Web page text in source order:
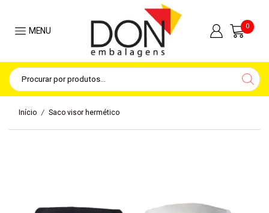
MENU 0
Início / Saco visor hermético